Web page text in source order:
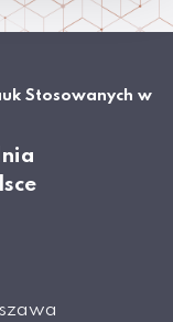
Stosowanych w